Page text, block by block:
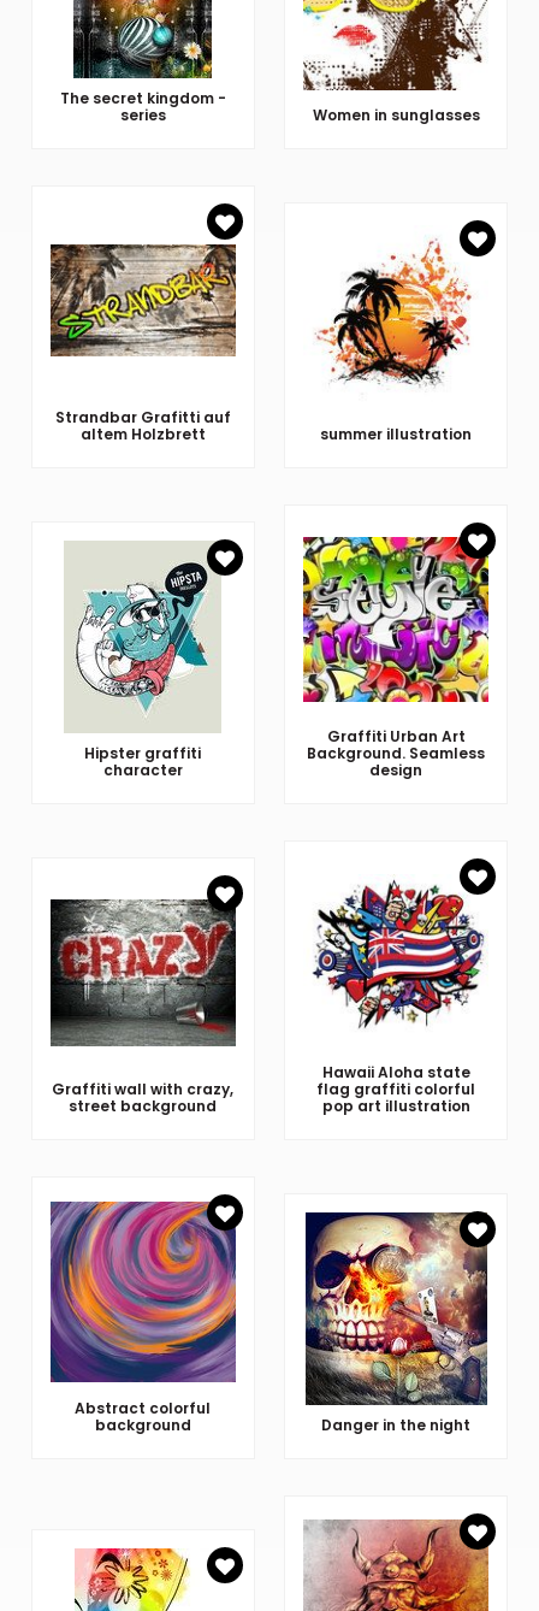
The secret kingdom -
series
Women in sunglasses
Strandbar Grafitti auf
altem Holzbrett
summer illustration
Hipster graffiti
character
Graffiti Urban Art
Background. Seamless
design
Graffiti wall with crazy,
street background
Hawaii Aloha state
flag graffiti colorful
pop art illustration
Abstract colorful
background
Danger in the night